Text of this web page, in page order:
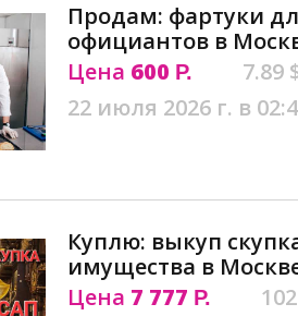
Продам: фартуки
официантов в
Цена 600 Р.
7.89
22 июля 2026 г. в
Куплю: выкуп
имущества в
Цена 7 777 Р.